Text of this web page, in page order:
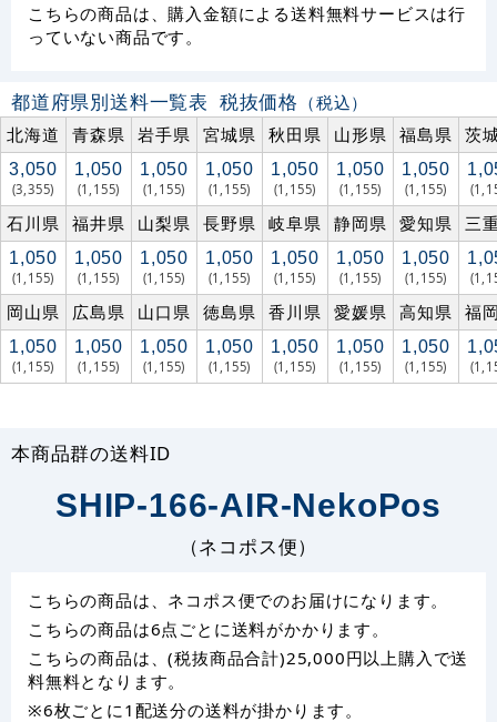
こちらの商品は、購入金額による送料無料サービスは行
っていない商品です。
都道府県別送料一覧表 税抜価格 （税込）
北海道
青森県 岩手県 宮城県 秋田県 山形県 福島県 茨
3,050
(3,355)
1,050
(1,155)
1,050
(1,155)
1,050
(1,155)
1,050
(1,155)
1,050
(1,155)
1,050
(1,155)
石川県 福井県 山梨県 長野県 岐阜県 静岡県 愛知県 三
1,050
(1,155)
1,050
(1,155)
1,050
(1,155)
1,050
(1,155)
1,050
(1,155)
1,050
(1,155)
1,050
(1,155)
岡山県 広島県 山口県 徳島県 香川県 愛媛県 高知県 福
1,050
(1,155)
1,050
(1,155)
1,050
(1,155)
1,050
(1,155)
1,050
(1,155)
1,050
(1,155)
1,050
(1,155)
本商品群の送料ID
SHIP-166-AIR-NekoPos
（ネコポス便）
こちらの商品は、ネコポス便でのお届けになります。
こちらの商品は6点ごとに送料がかかります。
こちらの商品は、(税抜商品合計)25,000円以上購入で送
料無料となります。
※6枚ごとに1配送分の送料が掛かります。